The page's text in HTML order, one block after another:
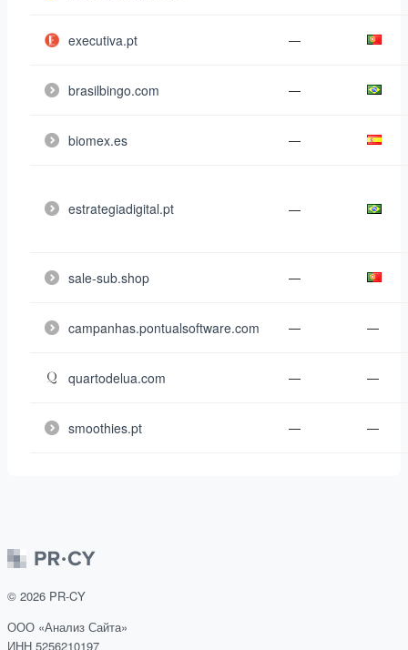
executiva.pt —
brasilbingo.com —
biomex.es —
estrategiadigital.pt —
sale-sub.shop —
campanhas.pontualsoftware.com — —
quartodelua.com — —
smoothies.pt — —
© 2026 PR-CY
ООО «Анализ Сайта»
ИНН 5256210197